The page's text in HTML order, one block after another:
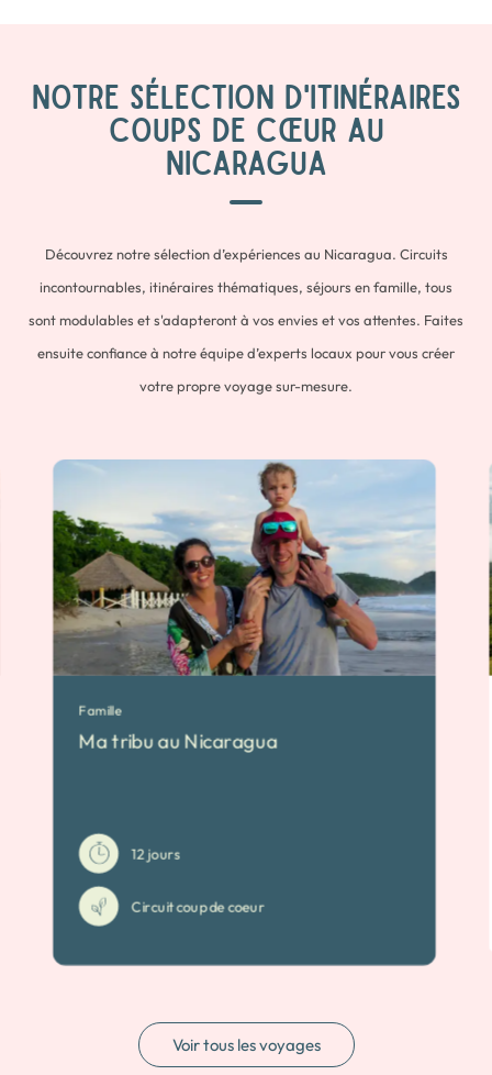
NOTRE SÉLECTION D'ITINÉRAIRES
COUPS DE CŒUR AU
NICARAGUA
Découvrez notre sélection d’expériences au Nicaragua. Circuits
incontournables, itinéraires thématiques, séjours en famille, tous
sont modulables et s'adapteront à vos envies et vos attentes. Faites
ensuite confiance à notre équipe d’experts locaux pour vous créer
votre propre voyage sur-mesure.
Famille
Ma tribu au Nicaragua
12 jours
Circuit coup de coeur
Voir tous les voyages